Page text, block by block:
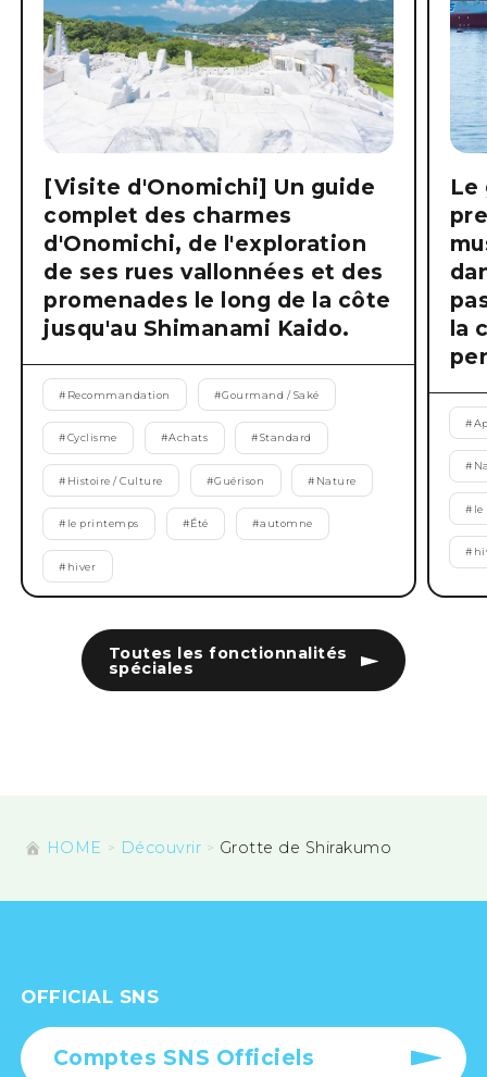
Toutes les fonctionnalités
spéciales
[Visite d'Onomichi] Un guide
complet des charmes
d'Onomichi, de l'exploration
de ses rues vallonnées et des
promenades le long de la côte
jusqu'au Shimanami Kaido.
# Recommandation #Gourmand / Saké
#Cyclisme #Achats #Standard
# Histoire / Culture #Guérison # Nature
# le printemps #Été #automne
# hiver
Le
la
#
#
# le
#
HOME Découvrir Grotte de Shirakumo
OFFICIAL SNS
Comptes SNS Officiels